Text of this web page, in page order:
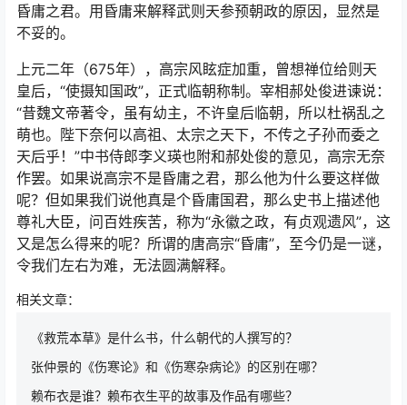
昏庸之君。用昏庸来解释武则天参预朝政的原因，显然是
不妥的。
上元二年（675年），高宗风眩症加重，曾想禅位给则天
皇后，“使摄知国政”，正式临朝称制。宰相郝处俊进谏说：
“昔魏文帝著令，虽有幼主，不许皇后临朝，所以杜祸乱之
萌也。陛下奈何以高祖、太宗之天下，不传之子孙而委之
天后乎！”中书侍郎李义瑛也附和郝处俊的意见，高宗无奈
作罢。如果说高宗不是昏庸之君，那么他为什么要这样做
呢？但如果我们说他真是个昏庸国君，那么史书上描述他
尊礼大臣，问百姓疾苦，称为“永徽之政，有贞观遗风”，这
又是怎么得来的呢？所谓的唐高宗“昏庸”，至今仍是一谜，
令我们左右为难，无法圆满解释。
相关文章：
《救荒本草》是什么书，什么朝代的人撰写的？
张仲景的《伤寒论》和《伤寒杂病论》的区别在哪？
赖布衣是谁？赖布衣生平的故事及作品有哪些？